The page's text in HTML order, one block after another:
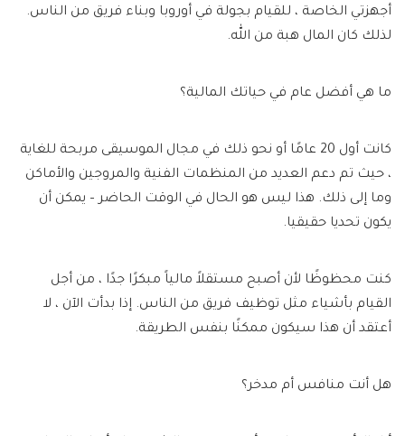
أجهزتي الخاصة ، للقيام بجولة في أوروبا وبناء فريق من الناس.
لذلك كان المال هبة من الله.
ما هي أفضل عام في حياتك المالية؟
كانت أول 20 عامًا أو نحو ذلك في مجال الموسيقى مربحة للغاية
، حيث تم دعم العديد من المنظمات الفنية والمروجين والأماكن
وما إلى ذلك. هذا ليس هو الحال في الوقت الحاضر – يمكن أن
يكون تحديا حقيقيا.
كنت محظوظًا لأن أصبح مستقلاً مالياً مبكرًا جدًا ، من أجل
القيام بأشياء مثل توظيف فريق من الناس. إذا بدأت الآن ، لا
أعتقد أن هذا سيكون ممكنًا بنفس الطريقة.
هل أنت منافس أم مدخر؟